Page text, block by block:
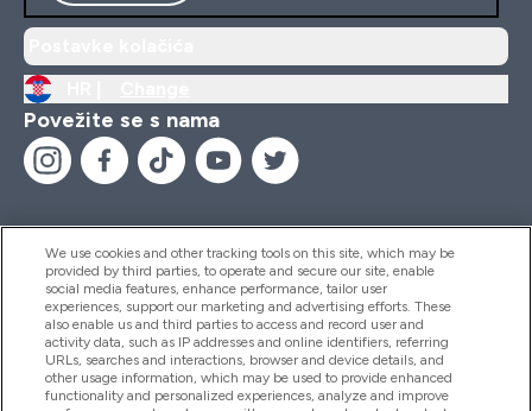
Povežite se s nama
Pomoć I Informacije
Proizvodi
We use cookies and other tracking tools on this site, which may be
provided by third parties, to operate and secure our site, enable
social media features, enhance performance, tailor user
experiences, support our marketing and advertising efforts. These
also enable us and third parties to access and record user and
activity data, such as IP addresses and online identifiers, referring
URLs, searches and interactions, browser and device details, and
other usage information, which may be used to provide enhanced
functionality and personalized experiences, analyze and improve